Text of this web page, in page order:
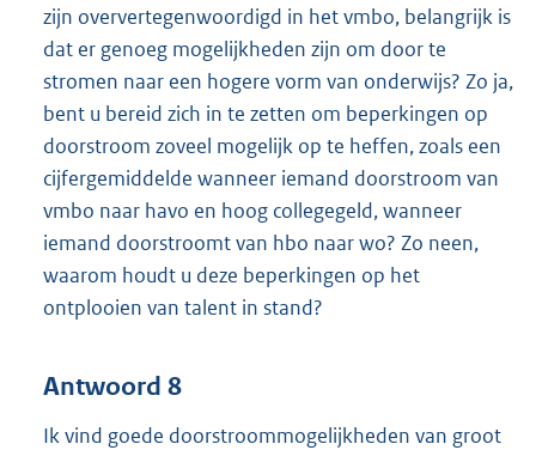
zijn oververtegenwoordigd in het vmbo, belangrijk is
dat er genoeg mogelijkheden zijn om door te
stromen naar een hogere vorm van onderwijs? Zo ja,
bent u bereid zich in te zetten om beperkingen op
doorstroom zoveel mogelijk op te heffen, zoals een
cijfergemiddelde wanneer iemand doorstroom van
vmbo naar havo en hoog collegegeld, wanneer
iemand doorstroomt van hbo naar wo? Zo neen,
waarom houdt u deze beperkingen op het
ontplooien van talent in stand?
Antwoord 8
Ik vind goede doorstroommogelijkheden van groot